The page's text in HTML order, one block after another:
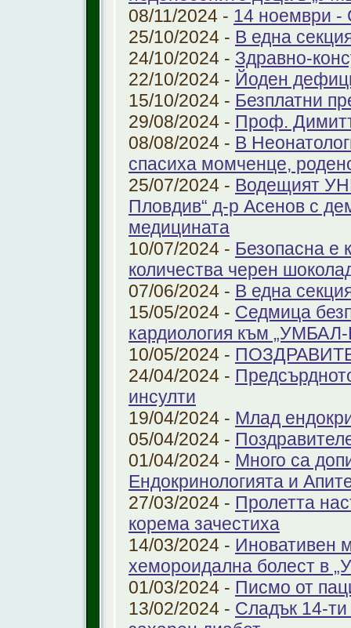
08/11/2024 - 14 ноември -
25/10/2024 - В една
24/10/2024 - Здравно-
22/10/2024 - Йоден
15/10/2024 - Безплатни
29/08/2024 - Проф.
08/08/2024 - В
спасиха момченце,
25/07/2024 - Водещият
Пловдив“ д-р Асенов с
медицината
10/07/2024 - Безопасна е
количества черен
07/06/2024 - В една
15/05/2024 - Седмица
кардиология към
10/05/2024 -
24/04/2024 -
инсулти
19/04/2024 - Млад
05/04/2024 -
01/04/2024 - Много са
Ендокринологията и
27/03/2024 - Пролетта
корема зачестиха
14/03/2024 - Иновативен
хемороидална болест в
01/03/2024 - Писмо от
13/02/2024 - Сладък 14-